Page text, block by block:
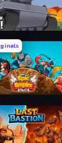
WW2
Tower Defense